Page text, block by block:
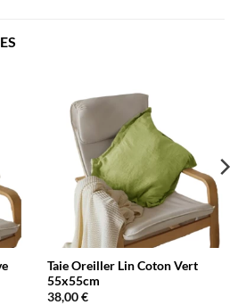
Taie Oreiller Lin Coton Vert
55x55cm
38,00€